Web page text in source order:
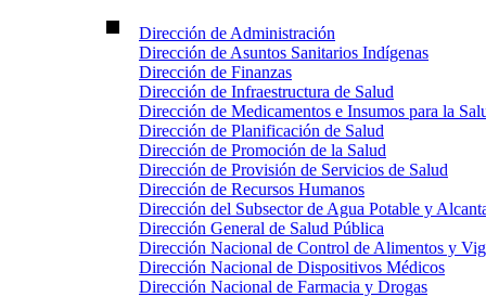
Dirección de Administración
Dirección de Asuntos Sanitarios Indígenas
Dirección de Finanzas
Dirección de Infraestructura de Salud
Dirección de Medicamentos e Insumos para la
Dirección de Planificación de Salud
Dirección de Promoción de la Salud
Dirección de Provisión de Servicios de Salud
Dirección de Recursos Humanos
Dirección del Subsector de Agua Potable y
Dirección General de Salud Pública
Dirección Nacional de Control de Alimentos y
Dirección Nacional de Dispositivos Médicos
Dirección Nacional de Farmacia y Drogas